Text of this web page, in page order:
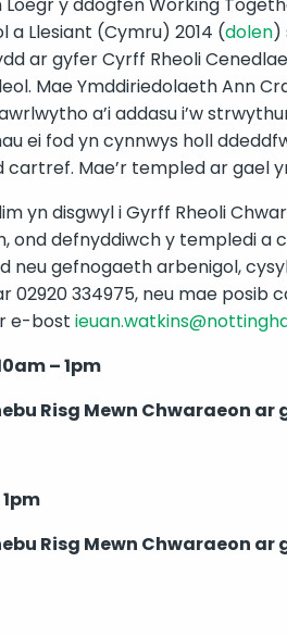
Loegr y ddogfen Working
Llesiant (Cymru) 2014 (dolen)
ar gyfer Cyrff Rheoli
Mae Ymddiriedolaeth Ann
a’i addasu i’w
ei fod yn cynnwys holl
Mae’r templed ar gael
yn disgwyl i Gyrff Rheoli
defnyddiwch y templedi a
neu gefnogaeth arbenigol,
02920 334975, neu mae posib
e-bost
– 1pm
Risg Mewn Chwaraeon
Risg Mewn Chwaraeon